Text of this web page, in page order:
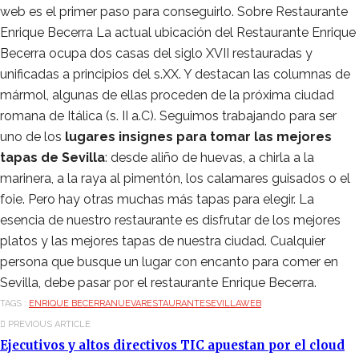
web es el primer paso para conseguirlo. Sobre Restaurante
Enrique Becerra La actual ubicación del Restaurante Enrique
Becerra ocupa dos casas del siglo XVII restauradas y
unificadas a principios del s.XX. Y destacan las columnas de
mármol, algunas de ellas proceden de la próxima ciudad
romana de Itálica (s. II a.C). Seguimos trabajando para ser
uno de los lugares insignes para tomar las mejores
tapas de Sevilla: desde aliño de huevas, a chirla a la
marinera, a la raya al pimentón, los calamares guisados o el
foie. Pero hay otras muchas más tapas para elegir. La
esencia de nuestro restaurante es disfrutar de los mejores
platos y las mejores tapas de nuestra ciudad. Cualquier
persona que busque un lugar con encanto para comer en
Sevilla, debe pasar por el restaurante Enrique Becerra.
TAGS : ENRIQUE BECERRANUEVARESTAURANTESEVILLAWEB
PREVIOUS ARTICLE
Ejecutivos y altos directivos TIC apuestan por el cloud